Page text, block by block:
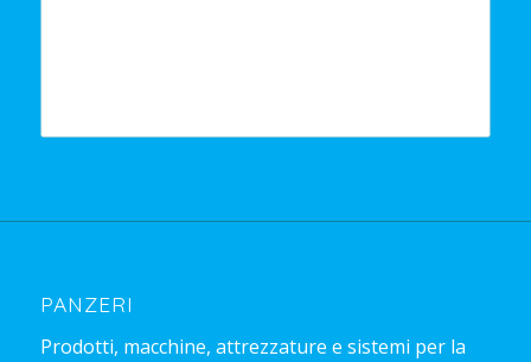
PANZERI
Prodotti, macchine, attrezzature e sistemi per la